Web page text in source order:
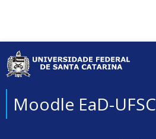
Moodle EaD-UFSC